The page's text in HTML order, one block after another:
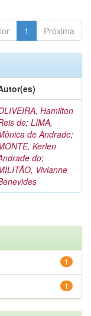
1 Próxima
Hamilton
de; LIMA,
de Andrade;
Kerlen
do;
Vivianne
1
1